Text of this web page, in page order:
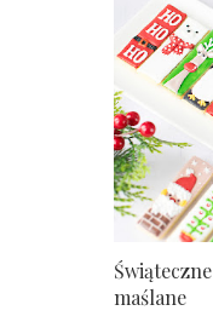
maślane